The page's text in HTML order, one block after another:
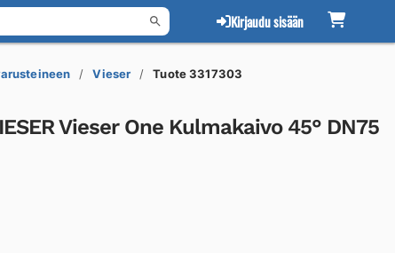
Kirjaudu sisään
Vieser Tuote 3317303
Vieser One Kulmakaivo 45° DN75